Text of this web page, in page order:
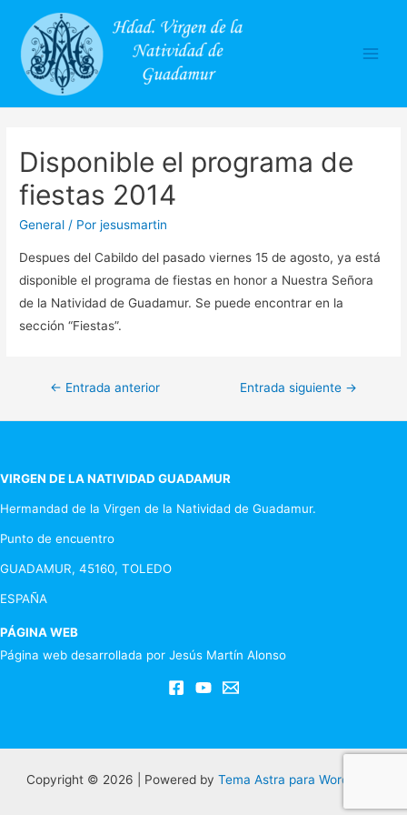
Disponible el programa de
fiestas 2014
General / Porjesusmartin
Despues del Cabildo del pasado viernes 15 de agosto, ya está
disponible el programa de fiestas en honor a Nuestra Señora
de la Natividad de Guadamur. Se puede encontrar en la
sección “Fiestas”.
Navegación
de
← Entrada anterior Entrada siguiente →
VIRGEN DE LA NATIVIDAD GUADAMUR
Hermandad de la Virgen de la Natividad de Guadamur.
Punto de encuentro
GUADAMUR, 45160, TOLEDO
ESPAÑA
PÁGINA WEB
Página web desarrollada por Jesús Martín Alonso
Copyright © 2026 | Powered by Tema Astra para WordPress